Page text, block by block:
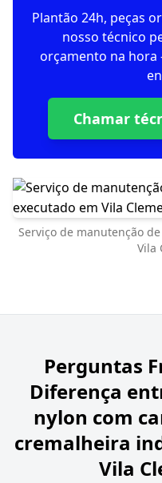
Plantão 24h, peças
nosso técnico
orçamento na
Chamar
Serviço de manutenção
Vila
Perguntas
Diferença
nylon com
cremalheira
Vila